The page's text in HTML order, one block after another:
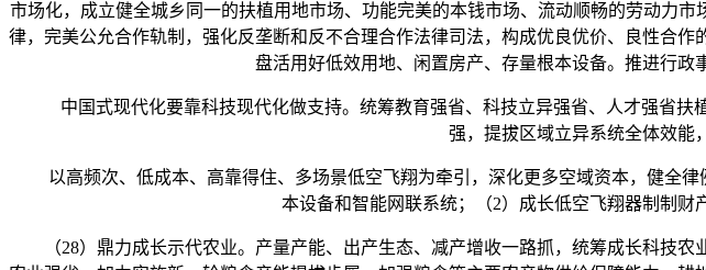
市场化，成立健全城乡同一的扶植用地市场、功能完美的本钱市场、流动顺畅的劳动力
律，完美公允合作轨制，强化反垄断和反不合理合作法律司法，构成优良优价、良性合
盘活用好低效用地、闲置房产、存量根本设备。推进行政
中国式现代化要靠科技现代化做支持。统筹教育强省、科技立异强省、人才强省扶
强，提拔区域立异系统全体效能
以高频次、低成本、高靠得住、多场景低空飞翔为牵引，深化更多空域资本，健全律
本设备和智能网联系统；（2）成长低空飞翔器制制财
（28）鼎力成长示代农业。产量产能、出产生态、减产增收一路抓，统筹成长科技农